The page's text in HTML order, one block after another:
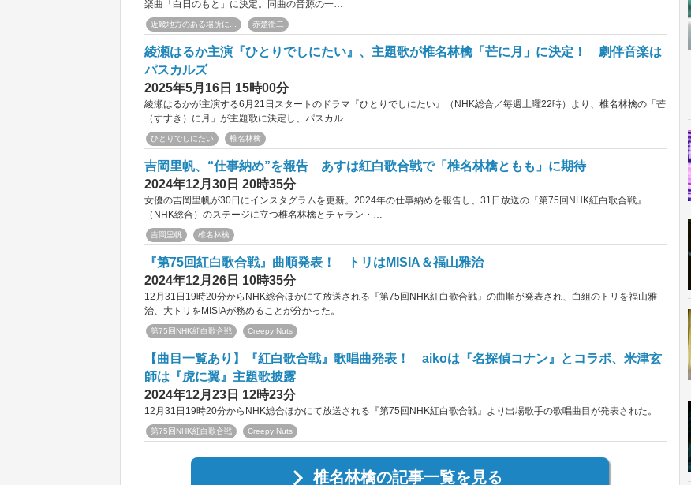
楽曲「白日のもと」に決定。同曲の音源の一…
近畿地方のある場所に... 赤楚衛二
綾瀬はるか主演『ひとりでしにたい』、主題歌が椎名林檎「芒に月」に決定！ 劇伴音楽は
パスカルズ
2025年5月16日 15時00分
綾瀬はるかが主演する6月21日スタートのドラマ『ひとりでしにたい』（NHK総合／毎週土曜22時）より、椎名林檎の「芒
（すすき）に月」が主題歌に決定し、パスカル…
ひとりでしにたい 椎名林檎
吉岡里帆、“仕事納め”を報告 あすは紅白歌合戦で「椎名林檎ともも」に期待
2024年12月30日 20時35分
女優の吉岡里帆が30日にインスタグラムを更新。2024年の仕事納めを報告し、31日放送の『第75回NHK紅白歌合戦』
（NHK総合）のステージに立つ椎名林檎とチャラン・…
吉岡里帆 椎名林檎
『第75回紅白歌合戦』曲順発表！ トリはMISIA＆福山雅治
2024年12月26日 10時35分
12月31日19時20分からNHK総合ほかにて放送される『第75回NHK紅白歌合戦』の曲順が発表され、白組のトリを福山雅
治、大トリをMISIAが務めることが分かった。
第75回NHK紅白歌合戦 Creepy Nuts
【曲目一覧あり】『紅白歌合戦』歌唱曲発表！ aikoは『名探偵コナン』とコラボ、米津玄
師は『虎に翼』主題歌披露
2024年12月23日 12時23分
12月31日19時20分からNHK総合ほかにて放送される『第75回NHK紅白歌合戦』より出場歌手の歌唱曲目が発表された。
第75回NHK紅白歌合戦 Creepy Nuts
椎名林檎の記事一覧を見る